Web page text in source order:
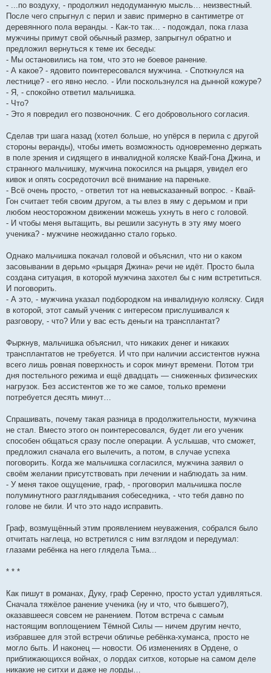
- ...по воздуху, - продолжил недодуманную мысль… неизвестный.
После чего спрыгнул с перил и завис примерно в сантиметре от
деревянного пола веранды. - Как-то так… - подождал, пока глаза
мужчины примут свой обычный размер, запрыгнул обратно и
предложил вернуться к теме их беседы:
- Мы остановились на том, что это не боевое ранение.
- А какое? - ядовито поинтересовался мужчина. - Споткнулся на
лестнице? - его явно несло. - Или поскользнулся на дынной кожуре?
- Я, - спокойно ответил мальчишка.
- Что?
- Это я повредил его позвоночник. С его добровольного согласия.
Сделав три шага назад (хотел больше, но упёрся в перила с другой
стороны веранды), чтобы иметь возможность одновременно держать
в поле зрения и сидящего в инвалидной коляске Квай-Гона Джина, и
странного мальчишку, мужчина покосился на рыцаря, увидел его
кивок и опять сосредоточил всё внимание на пареньке.
- Всё очень просто, - ответил тот на невысказанный вопрос. - Квай-
Гон считает тебя своим другом, а ты влез в яму с дерьмом и при
любом неосторожном движении можешь ухнуть в него с головой.
- И чтобы меня вытащить, вы решили засунуть в эту яму моего
ученика? - мужчине неожиданно стало горько.
Однако мальчишка покачал головой и объяснил, что ни о каком
засовывании в дерьмо «рыцаря Джина» речи не идёт. Просто была
создана ситуация, в которой мужчина захотел бы с ним встретиться.
И поговорить.
- А это, - мужчина указал подбородком на инвалидную коляску. Сидя
в которой, этот самый ученик с интересом прислушивался к
разговору, - что? Или у вас есть деньги на трансплантат?
Фыркнув, мальчишка объяснил, что никаких денег и никаких
трансплантатов не требуется. И что при наличии ассистентов нужна
всего лишь ровная поверхность и сорок минут времени. Потом три
дня постельного режима и ещё двадцать — сниженных физических
нагрузок. Без ассистентов же то же самое, только времени
потребуется десять минут…
Спрашивать, почему такая разница в продолжительности, мужчина
не стал. Вместо этого он поинтересовался, будет ли его ученик
способен общаться сразу после операции. А услышав, что сможет,
предложил сначала его вылечить, а потом, в случае успеха
поговорить. Когда же мальчишка согласился, мужчина заявил о
своём желании присутствовать при лечении и наблюдать за ним.
- У меня такое ощущение, граф, - проговорил мальчишка после
полуминутного разглядывания собеседника, - что тебя давно по
голове не били. И что это надо исправить.
Граф, возмущённый этим проявлением неуважения, собрался было
отчитать наглеца, но встретился с ним взглядом и передумал:
глазами ребёнка на него глядела Тьма...
* * *
Как пишут в романах, Дуку, граф Серенно, просто устал удивляться.
Сначала тяжёлое ранение ученика (ну и что, что бывшего?),
оказавшееся совсем не ранением. Потом встреча с самым
настоящим воплощением Тёмной Силы — ничем другим нечто,
избравшее для этой встречи обличье ребёнка-хуманса, просто не
могло быть. И наконец — новости. Об изменениях в Ордене, о
приближающихся войнах, о лордах ситхов, которые на самом деле
никакие не ситхи и даже не лорды…